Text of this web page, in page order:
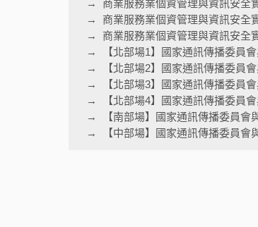
商業服務業個資管理與資訊安全
商業服務業個資管理與資訊安全
商業服務業個資管理與資訊安
【北部場1】國家通訊傳播委員
【北部場2】國家通訊傳播委員
【北部場3】國家通訊傳播委員
【北部場4】國家通訊傳播委員
【南部場】國家通訊傳播委員
【中部場】國家通訊傳播委員